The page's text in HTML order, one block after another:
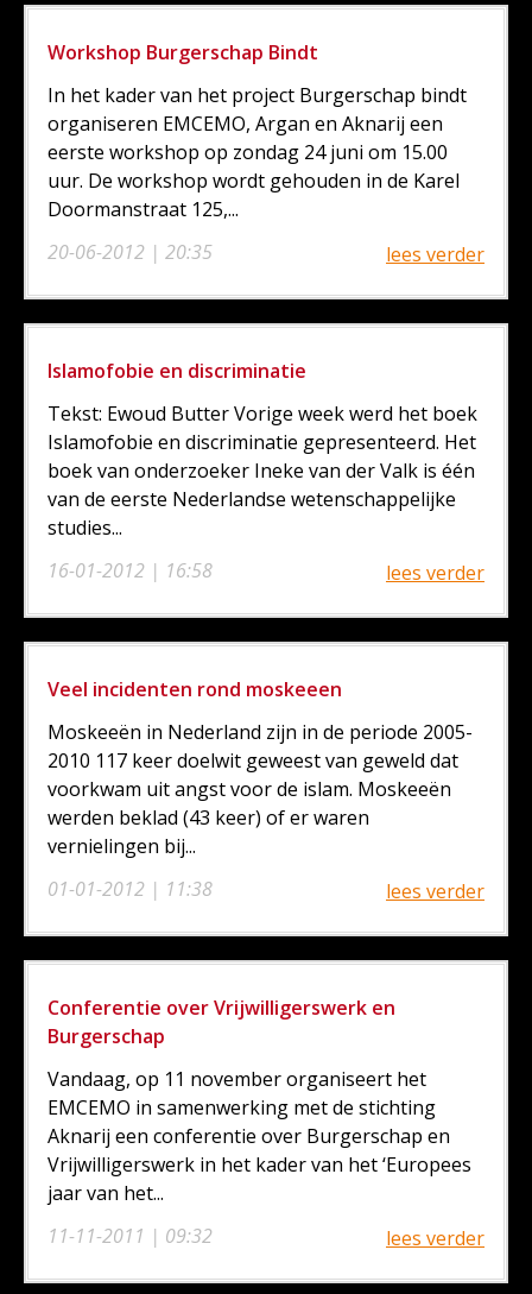
Workshop Burgerschap Bindt
20-06-2012 | 20:35
In het kader van het project Burgerschap bindt
organiseren EMCEMO, Argan en Aknarij een
eerste workshop op zondag 24 juni om 15.00
uur. De workshop wordt gehouden in de Karel
Doormanstraat 125,...
lees verder
Islamofobie en discriminatie
16-01-2012 | 16:58
Tekst: Ewoud Butter Vorige week werd het boek
Islamofobie en discriminatie gepresenteerd. Het
boek van onderzoeker Ineke van der Valk is één
van de eerste Nederlandse wetenschappelijke
studies...
lees verder
Veel incidenten rond moskeeen
01-01-2012 | 11:38
Moskeeën in Nederland zijn in de periode 2005-
2010 117 keer doelwit geweest van geweld dat
voorkwam uit angst voor de islam. Moskeeën
werden beklad (43 keer) of er waren
vernielingen bij...
lees verder
Conferentie over Vrijwilligerswerk en
Burgerschap
11-11-2011 | 09:32
Vandaag, op 11 november organiseert het
EMCEMO in samenwerking met de stichting
Aknarij een conferentie over Burgerschap en
Vrijwilligerswerk in het kader van het ‘Europees
jaar van het...
lees verder